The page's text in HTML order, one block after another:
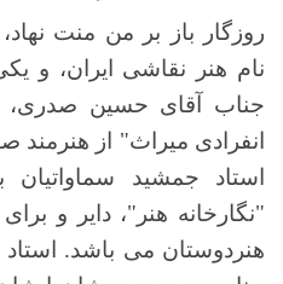
روزگار باز بر من منت
نام هنر نقاشی ایران، و
جناب آقای حسین صدری،
انفرادی میراث" از
استاد جمشید
"نگارخانه هنر"، دایر و
هنردوستان می باشد.